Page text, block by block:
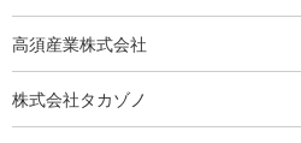
高須産業株式会社
株式会社タカゾノ